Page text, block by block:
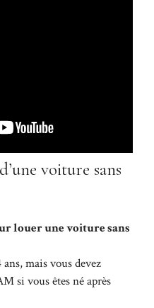
voiture sans
louer une voiture sans
ans, mais vous devez
si vous êtes né après